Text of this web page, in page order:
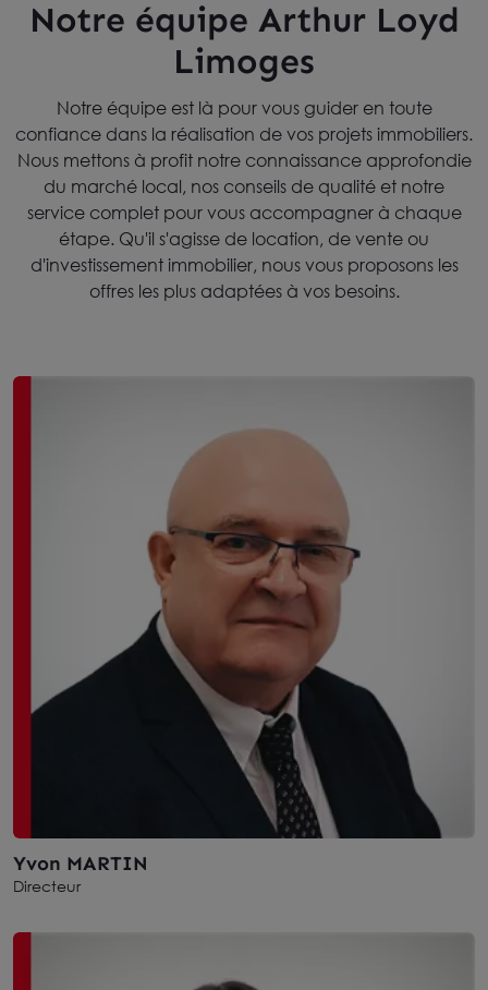
Notre équipe Arthur Loyd
Limoges
Notre équipe est là pour vous guider en toute
confiance dans la réalisation de vos projets immobiliers.
Nous mettons à profit notre connaissance approfondie
du marché local, nos conseils de qualité et notre
service complet pour vous accompagner à chaque
étape. Qu'il s'agisse de location, de vente ou
d'investissement immobilier, nous vous proposons les
offres les plus adaptées à vos besoins.
Yvon MARTIN
Directeur